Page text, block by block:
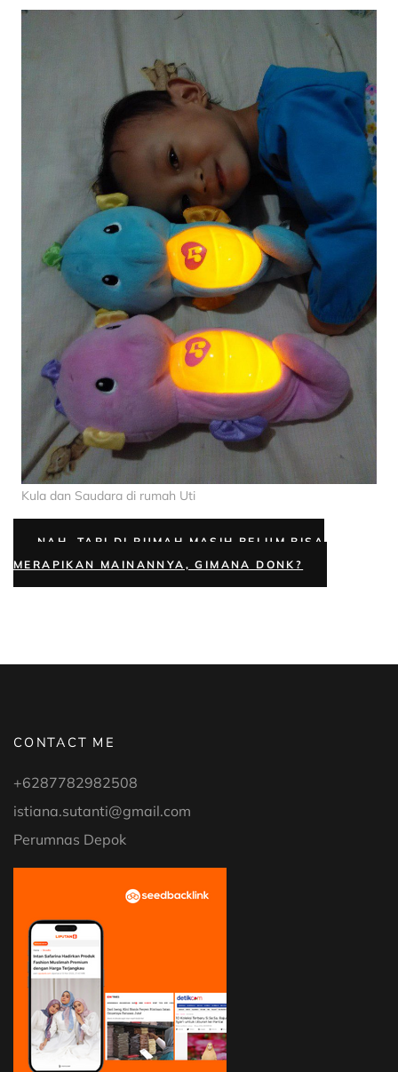
Kula dan Saudara di rumah Uti
NAH, TAPI DI RUMAH MASIH BELUM BISA
MERAPIKAN MAINANNYA, GIMANA DONK?
CONTACT ME
+6287782982508
istiana.sutanti@gmail.com
Perumnas Depok